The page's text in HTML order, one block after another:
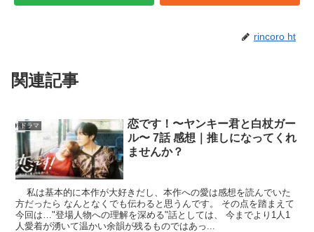
rincoro ht
関連記事
ドラマ
恋です！〜ヤンキー君と白杖ガー
ル〜 7話 感想｜推しになってくれ
ませんか？
私は基本的に本作が大好きだし、本作への愛は感想を読んでいた
方だったら なんとなくでも伝わると思うんです。 その点を踏まえて
今回は…"登場人物への理解を深める"話としては、 今までより1人1
人愛着が湧いて温かい余韻が残るものではあっ...